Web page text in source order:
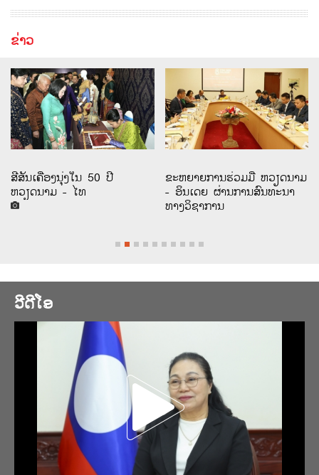
ຂ່າວ
ສີສັນເຄື່ອງນຸ່ງໃນ 50 ປີ
ຫວຽດນາມ - ໄທ
ຂະຫຍາຍການຮ່ວມມື ຫວຽດນາມ
- ອິນເດຍ ຜ່ານການສົນທະນາ
ທາງວິຊາການ
ວີດີໂອ
Play
Video